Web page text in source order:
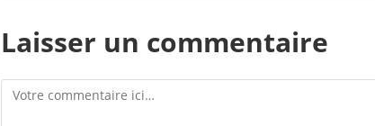
Laisser un commentaire